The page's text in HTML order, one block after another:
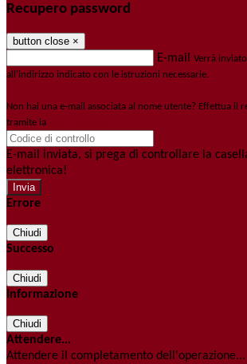
Recupero password
button close ×
E-mail Verrà
all'indirizzo indicato con le istruzioni necessarie.
Non hai una e-mail associata al nome utente? Effettua il
tramite la
E-mail inviata, si prega di controllare la
elettronica!
Errore
Chiudi
Successo
Chiudi
Informazione
Chiudi
Attendere...
Attendere il completamento dell'operazione...